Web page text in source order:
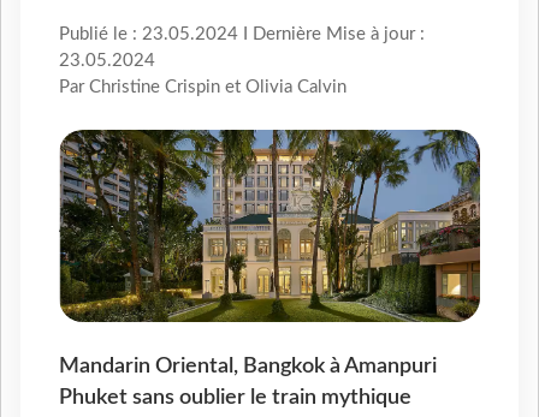
Publié le : 23.05.2024 I Dernière Mise à jour :
23.05.2024
Par Christine Crispin et Olivia Calvin
Mandarin Oriental, Bangkok à Amanpuri
Phuket sans oublier le train mythique